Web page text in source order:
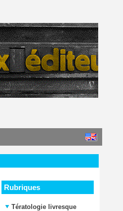
Rubriques
Tératologie livresque